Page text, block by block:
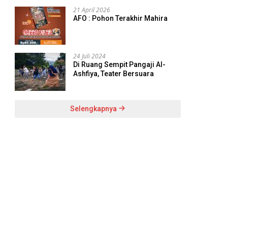
21 April 2026
AFO : Pohon Terakhir Mahira
24 Juli 2024
Di Ruang Sempit Pangaji Al-
Ashfiya, Teater Bersuara
Selengkapnya